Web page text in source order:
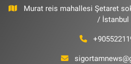
Murat reis mahallesi Şetaret
/ İstanbul